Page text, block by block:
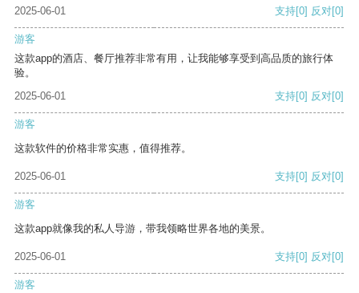
2025-06-01
支持[0] 反对[0]
游客
这款app的酒店、餐厅推荐非常有用，让我能够享受到高品质的旅行体
验。
2025-06-01
支持[0] 反对[0]
游客
这款软件的价格非常实惠，值得推荐。
2025-06-01 支持[0] 反对[0]
游客
这款app就像我的私人导游，带我领略世界各地的美景。
2025-06-01 支持[0] 反对[0]
游客